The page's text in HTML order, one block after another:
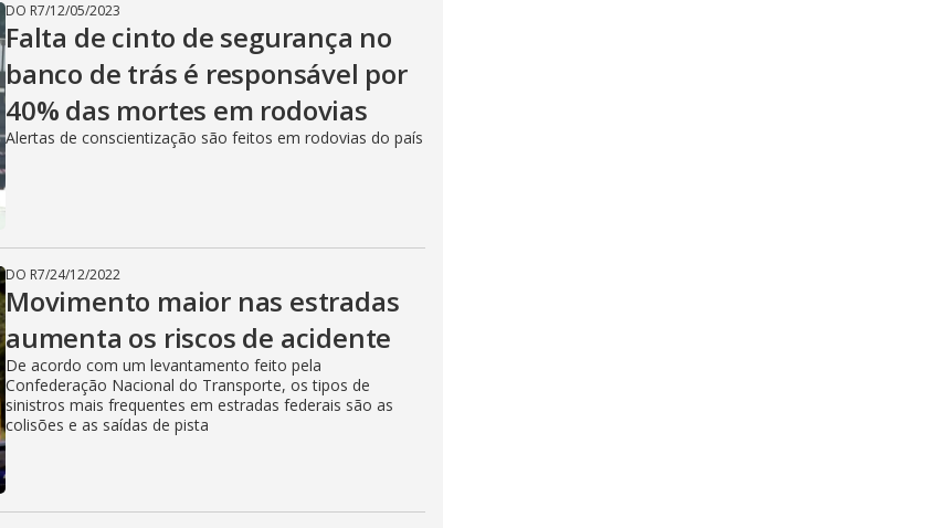
DO R7/12/05/2023
Falta de cinto de segurança no
banco de trás é responsável por
40% das mortes em rodovias
Alertas de conscientização são feitos em rodovias do país
DO R7/24/12/2022
Movimento maior nas estradas
aumenta os riscos de acidente
De acordo com um levantamento feito pela
Confederação Nacional do Transporte, os tipos de
sinistros mais frequentes em estradas federais são as
colisões e as saídas de pista